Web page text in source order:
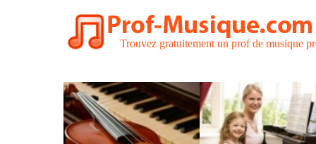
Trouvez gratuitement un prof de musique